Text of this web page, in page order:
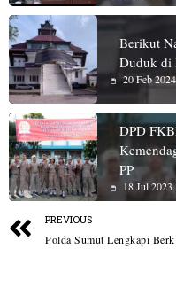
Berikut
Duduk di
20 Feb 2024
DPD
PP
18 Jul 2023
PREVIOUS